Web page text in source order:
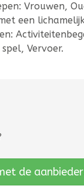
Vrouwen,
een
Vervoer.
de